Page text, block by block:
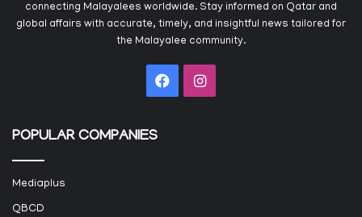
connecting Malayalees worldwide. Stay informed on Qatar and
global affairs with accurate, timely, and insightful news tailored for
the Malayalee community.
FacebookInstagram
POPULAR COMPANIES
Mediaplus
QBCD